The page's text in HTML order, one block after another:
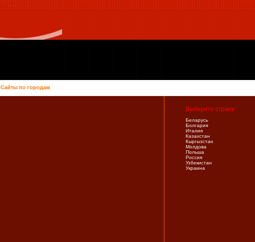
Сайты по городам
Выберите страну:
Беларусь
Болгария
Италия
Казахстан
Кыргызстан
Молдова
Польша
Россия
Узбекистан
Украина